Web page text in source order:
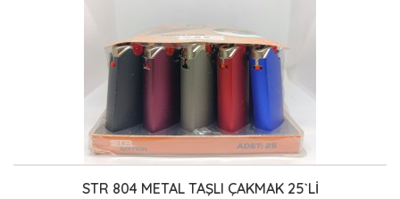
STR 804 METAL TAŞLI ÇAKMAK 25`Lİ